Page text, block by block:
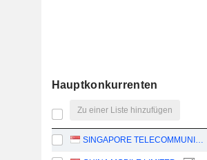
Hauptkonkurrenten
Zu einer Liste hinzufügen
SINGAPORE TELECOMMUNICATIONS LIMITED